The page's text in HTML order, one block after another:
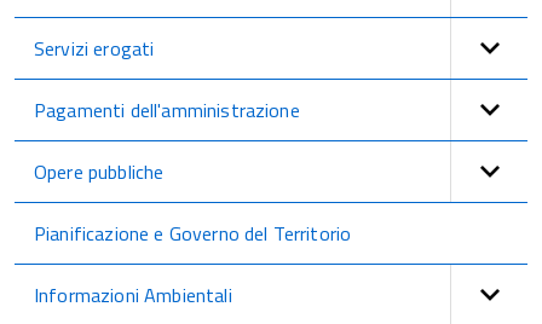
Servizi erogati
Pagamenti dell'amministrazione
Opere pubbliche
Pianificazione e Governo del Territorio
Informazioni Ambientali